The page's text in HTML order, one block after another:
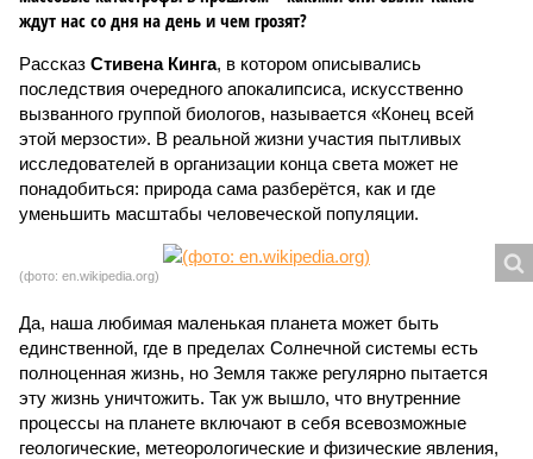
ждут нас со дня на день и чем грозят?
Рассказ Стивена Кинга, в котором описывались
последствия очередного апокалипсиса, искусственно
вызванного группой биологов, называется «Конец всей
этой мерзости». В реальной жизни участия пытливых
исследователей в организации конца света может не
понадобиться: природа сама разберётся, как и где
уменьшить масштабы человеческой популяции.
(фото: en.wikipedia.org)
Да, наша любимая маленькая планета может быть
единственной, где в пределах Солнечной системы есть
полноценная жизнь, но Земля также регулярно пытается
эту жизнь уничтожить. Так уж вышло, что внутренние
процессы на планете включают в себя всевозможные
геологические, метеорологические и физические явления,